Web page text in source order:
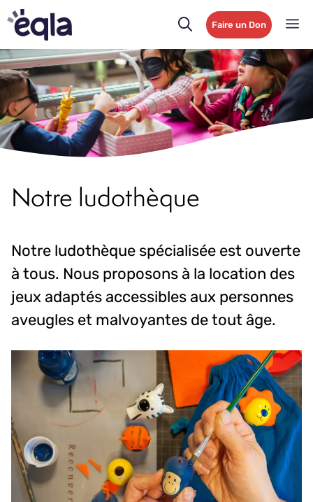
Faire un Don
Notre ludothèque
Notre ludothèque spécialisée est ouverte
à tous. Nous proposons à la location des
jeux adaptés accessibles aux personnes
aveugles et malvoyantes de tout âge.